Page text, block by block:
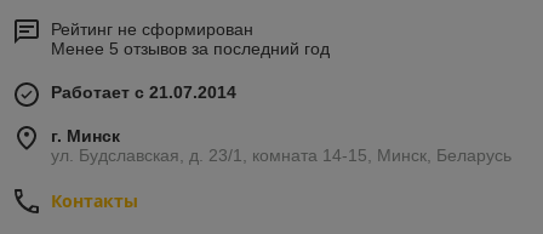
Рейтинг не сформирован
Менее 5 отзывов за последний год
Работает с 21.07.2014
г. Минск
ул. Будславская, д. 23/1, комната 14-15, Минск, Беларусь
Контакты